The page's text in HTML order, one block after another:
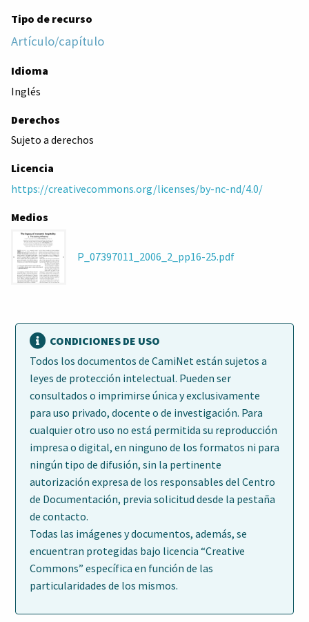
Tipo de recurso
Artículo/capítulo
Idioma
Inglés
Derechos
Sujeto a derechos
Licencia
https://creativecommons.org/licenses/by-nc-nd/4.0/
Medios
P_07397011_2006_2_pp16-25.pdf
CONDICIONES DE USO
Todos los documentos de CamiNet están sujetos a
leyes de protección intelectual. Pueden ser
consultados o imprimirse única y exclusivamente
para uso privado, docente o de investigación. Para
cualquier otro uso no está permitida su reproducción
impresa o digital, en ninguno de los formatos ni para
ningún tipo de difusión, sin la pertinente
autorización expresa de los responsables del Centro
de Documentación, previa solicitud desde la pestaña
de contacto.
Todas las imágenes y documentos, además, se
encuentran protegidas bajo licencia “Creative
Commons” específica en función de las
particularidades de los mismos.